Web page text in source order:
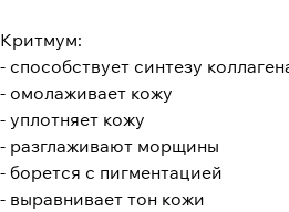
Критмум:
- способствует синтезу
- омолаживает кожу
- уплотняет кожу
- разглаживают морщины
- борется с пигментацией
- выравнивает тон кожи